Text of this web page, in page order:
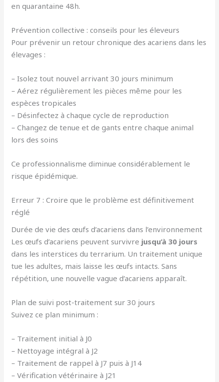
en quarantaine 48h.
Prévention collective : conseils pour les éleveurs
Pour prévenir un retour chronique des acariens dans les
élevages :
– Isolez tout nouvel arrivant 30 jours minimum
– Aérez régulièrement les pièces même pour les
espèces tropicales
– Désinfectez à chaque cycle de reproduction
– Changez de tenue et de gants entre chaque animal
lors des soins
Ce professionnalisme diminue considérablement le
risque épidémique.
Erreur 7 : Croire que le problème est définitivement
réglé
Durée de vie des œufs d’acariens dans l’environnement
Les œufs d’acariens peuvent survivre jusqu’à 30 jours
dans les interstices du terrarium. Un traitement unique
tue les adultes, mais laisse les œufs intacts. Sans
répétition, une nouvelle vague d’acariens apparaît.
Plan de suivi post-traitement sur 30 jours
Suivez ce plan minimum :
– Traitement initial à J0
– Nettoyage intégral à J2
– Traitement de rappel à J7 puis à J14
– Vérification vétérinaire à J21